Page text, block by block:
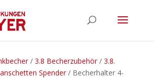
/ 3.8 Becherzubehör/ 3.8.
Spender/ Becherhalter 4-